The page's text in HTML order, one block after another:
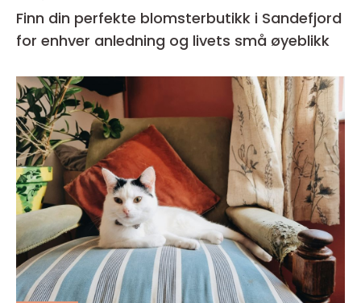
Finn din perfekte blomsterbutikk i Sandefjord
for enhver anledning og livets små øyeblikk